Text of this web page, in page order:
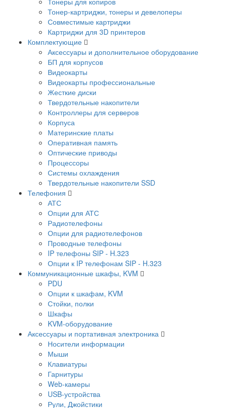
Тонер-картриджи, тонеры и девелоперы
Совместимые картриджи
Картриджи для 3D принтеров
Комплектующие
Аксессуары и дополнительное оборудование
БП для корпусов
Видеокарты
Видеокарты профессиональные
Жесткие диски
Твердотельные накопители
Контроллеры для серверов
Корпуса
Материнские платы
Оперативная память
Оптические приводы
Процессоры
Системы охлаждения
Твердотельные накопители SSD
Телефония
АТС
Опции для АТС
Радиотелефоны
Опции для радиотелефонов
Проводные телефоны
IP телефоны SIP - H.323
Опции к IP телефонам SIP - H.323
Коммуникационные шкафы, KVM
PDU
Опции к шкафам, KVM
Стойки, полки
Шкафы
KVM-оборудование
Аксессуары и портативная электроника
Носители информации
Мыши
Клавиатуры
Гарнитуры
Web-камеры
USB-устройства
Рули, Джойстики